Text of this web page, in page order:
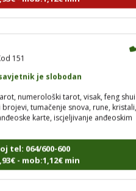
151
je slobodan
numerološki tarot, visak, feng shui
tumačenje snova, rune, kristali,
karte, iscjeljivanje anđeoskim
tel: 064/600-600
- mob:1,12€ min